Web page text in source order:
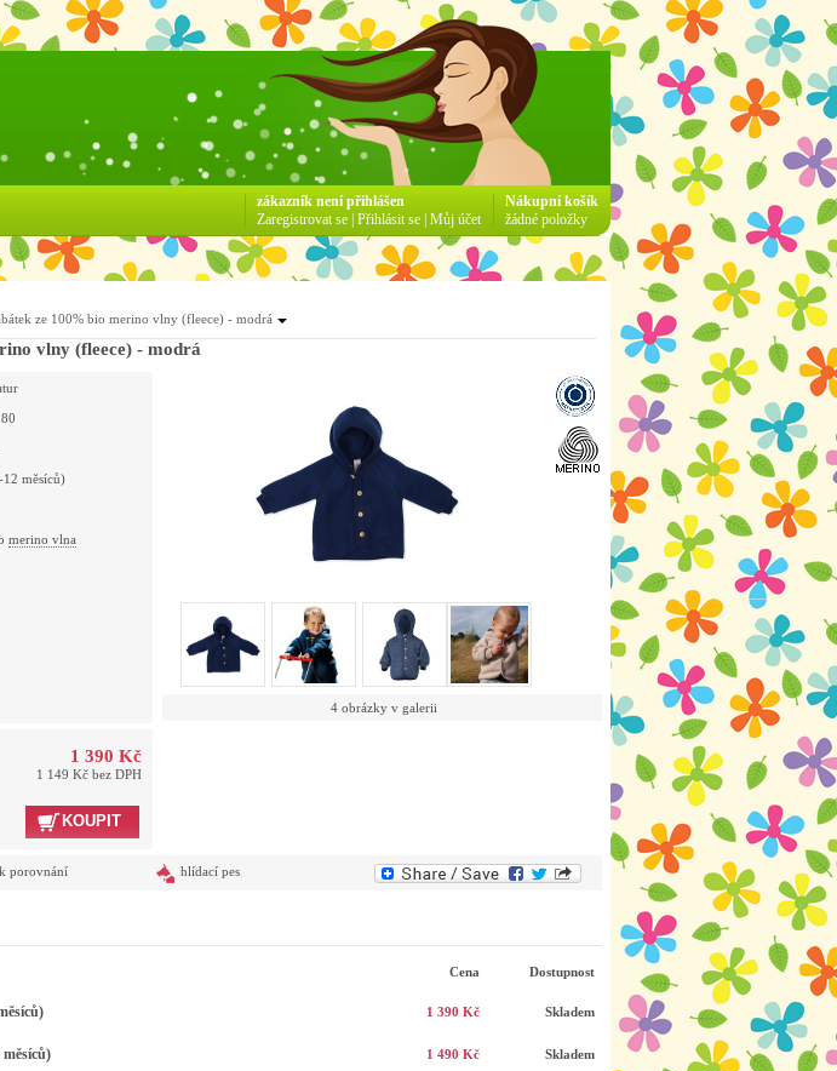
ze 100% bio merino vlny (fleece) - modrá
vlny (fleece) - modrá
měsíců)
merino vlna
4 obrázky v galerii
1 390 Kč
1 149 Kč bez DPH
KOUPIT
porovnání hlídací pes
Cena Dostupnost
1 390 Kč Skladem
1 490 Kč Skladem
Nákupní košík
žádné položky
zákazník není přihlášen
Zaregistrovat se Přihlásit se Můj účet